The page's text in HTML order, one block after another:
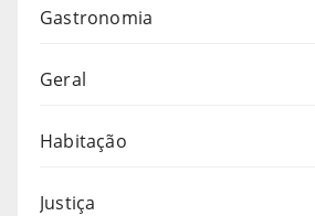
Gastronomia
Geral
Habitação
Justiça